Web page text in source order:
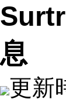
息
更